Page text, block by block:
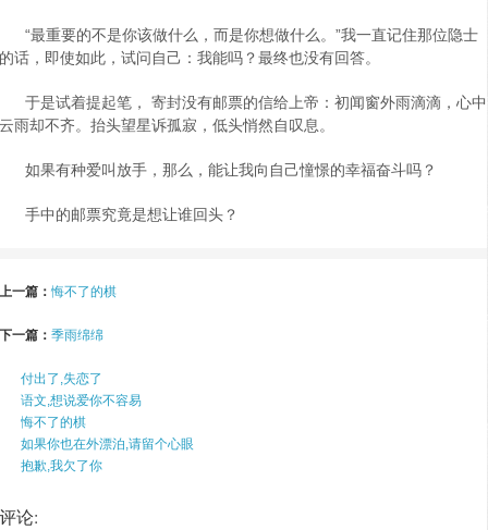
“最重要的不是你该做什么，而是你想做什么。”我一直记住那位隐士
的话，即使如此，试问自己：我能吗？最终也没有回答。
于是试着提起笔， 寄封没有邮票的信给上帝：初闻窗外雨滴滴，心中
云雨却不齐。抬头望星诉孤寂，低头悄然自叹息。
如果有种爱叫放手，那么，能让我向自己憧憬的幸福奋斗吗？
手中的邮票究竟是想让谁回头？
上一篇： 悔不了的棋
下一篇： 季雨绵绵
付出了,失恋了
语文,想说爱你不容易
悔不了的棋
如果你也在外漂泊,请留个心眼
抱歉,我欠了你
评论: